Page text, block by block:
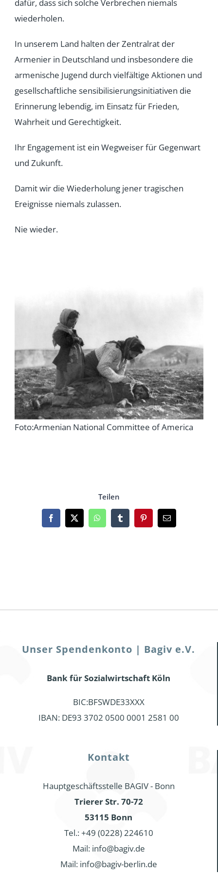
dafür, dass sich solche Verbrechen niemals
wiederholen.
In unserem Land halten der Zentralrat der
Armenier in Deutschland und insbesondere die
armenische Jugend durch vielfältige Aktionen und
gesellschaftliche sensibilisierungsinitiativen die
Erinnerung lebendig, im Einsatz für Frieden,
Wahrheit und Gerechtigkeit.
Ihr Engagement ist ein Wegweiser für Gegenwart
und Zukunft.
Damit wir die Wiederholung jener tragischen
Ereignisse niemals zulassen.
Nie wieder.
Foto:Armenian National Committee of America
Teilen
Facebook
X WhatsAppTumblrPinterestEmail
Unser Spendenkonto | Bagiv e.V.
Bank für Sozialwirtschaft Köln
BIC:BFSWDE33XXX
IBAN: DE93 3702 0500 0001 2581 00
Kontakt
Hauptgeschäftsstelle BAGIV - Bonn
Trierer Str. 70-72
53115 Bonn
Tel.: +49 (0228) 224610
Mail: info@bagiv.de
Mail: info@bagiv-berlin.de